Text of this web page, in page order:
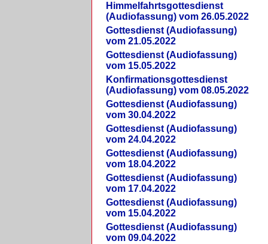
Himmelfahrtsgottesdienst
(Audiofassung) vom 26.05.2022
Gottesdienst (Audiofassung)
vom 21.05.2022
Gottesdienst (Audiofassung)
vom 15.05.2022
Konfirmationsgottesdienst
(Audiofassung) vom 08.05.2022
Gottesdienst (Audiofassung)
vom 30.04.2022
Gottesdienst (Audiofassung)
vom 24.04.2022
Gottesdienst (Audiofassung)
vom 18.04.2022
Gottesdienst (Audiofassung)
vom 17.04.2022
Gottesdienst (Audiofassung)
vom 15.04.2022
Gottesdienst (Audiofassung)
vom 09.04.2022